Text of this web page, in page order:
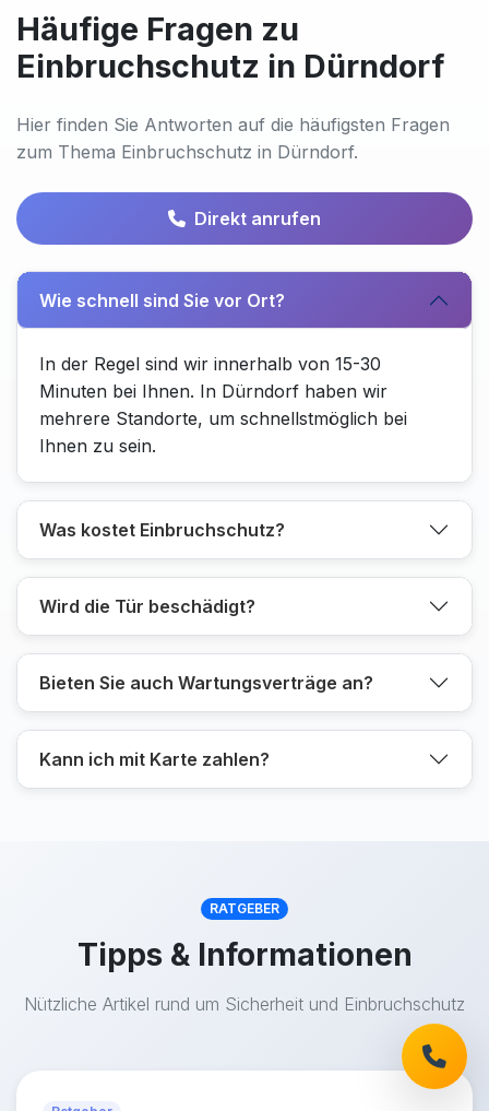
Häufige Fragen zu
Einbruchschutz in Dürndorf
Hier finden Sie Antworten auf die häufigsten Fragen
zum Thema Einbruchschutz in Dürndorf.
Direkt anrufen
Wie schnell sind Sie vor Ort?
In der Regel sind wir innerhalb von 15-30
Minuten bei Ihnen. In Dürndorf haben wir
mehrere Standorte, um schnellstmöglich bei
Ihnen zu sein.
Was kostet Einbruchschutz?
Wird die Tür beschädigt?
Bieten Sie auch Wartungsverträge an?
Kann ich mit Karte zahlen?
RATGEBER
Tipps & Informationen
Nützliche Artikel rund um Sicherheit und Einbruchschutz